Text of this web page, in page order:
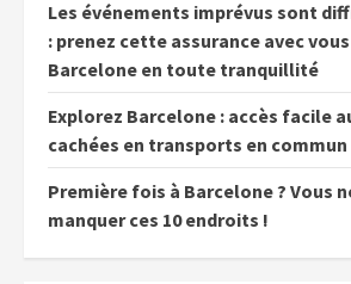
Les événements imprévus sont
: prenez cette assurance avec
Barcelone en toute tranquillité
Explorez Barcelone : accès facile
cachées en transports en commun
Première fois à Barcelone ? Vous
manquer ces 10 endroits !